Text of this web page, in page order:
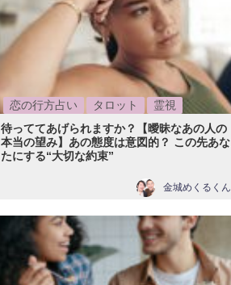
恋の行方占い タロット
霊視
待っててあげられますか？【曖昧なあの人の
本当の望み】あの態度は意図的？ この先あな
たにする“大切な約束”
金城めくるくん